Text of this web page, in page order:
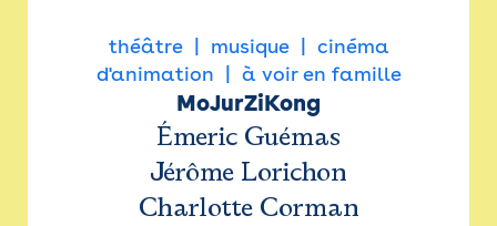
théâtre musique
cinéma
d'animation
à voir en famille
MoJurZiKong
Émeric Guémas
Jérôme Lorichon
Charlotte Corman